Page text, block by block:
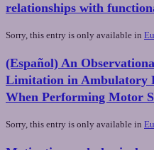
relationships with
Sorry, this entry is only available in
(Español) An
Limitation in Ambulatory
When Performing Motor
Sorry, this entry is only available in